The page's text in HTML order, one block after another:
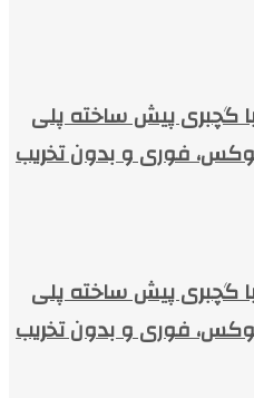
گچبری پیش ساخته پلی
فوری و بدون تخریب
گچبری پیش ساخته پلی
فوری و بدون تخریب